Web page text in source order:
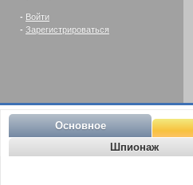
- Войти
- Зарегистрироваться
Основное
Шпионаж